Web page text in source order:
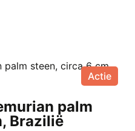
Actie
palm
Brazilië